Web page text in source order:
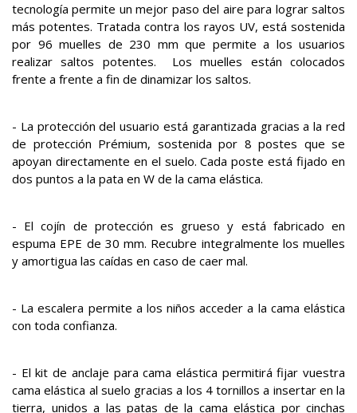
tecnología permite un mejor paso del aire para lograr saltos
más potentes. Tratada contra los rayos UV, está sostenida
por 96 muelles de 230 mm que permite a los usuarios
realizar saltos potentes. Los muelles están colocados
frente a frente a fin de dinamizar los saltos.
- La protección del usuario está garantizada gracias a la red
de protección Prémium, sostenida por 8 postes que se
apoyan directamente en el suelo. Cada poste está fijado en
dos puntos a la pata en W de la cama elástica.
- El cojín de protección es grueso y está fabricado en
espuma EPE de 30 mm. Recubre integralmente los muelles
y amortigua las caídas en caso de caer mal.
- La escalera permite a los niños acceder a la cama elástica
con toda confianza.
- El kit de anclaje para cama elástica permitirá fijar vuestra
cama elástica al suelo gracias a los 4 tornillos a insertar en la
tierra, unidos a las patas de la cama elástica por cinchas